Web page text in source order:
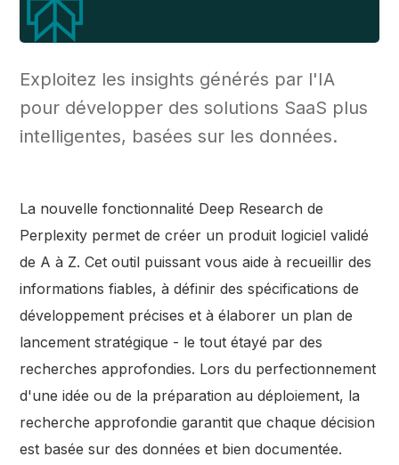
Exploitez les insights générés par l'IA
pour développer des solutions SaaS plus
intelligentes, basées sur les données.
La nouvelle fonctionnalité Deep Research de
Perplexity permet de créer un produit logiciel validé
de A à Z. Cet outil puissant vous aide à recueillir des
informations fiables, à définir des spécifications de
développement précises et à élaborer un plan de
lancement stratégique - le tout étayé par des
recherches approfondies. Lors du perfectionnement
d'une idée ou de la préparation au déploiement, la
recherche approfondie garantit que chaque décision
est basée sur des données et bien documentée.